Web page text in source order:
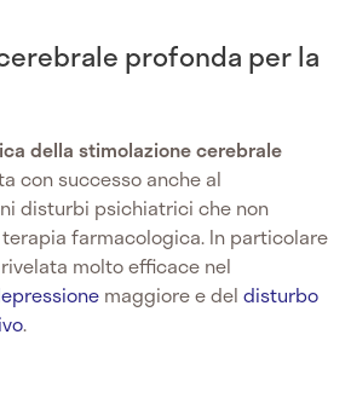
profonda per la
della stimolazione cerebrale
con successo anche al
disturbi psichiatrici che non
farmacologica. In particolare
molto efficace nel
maggiore e del disturbo
.